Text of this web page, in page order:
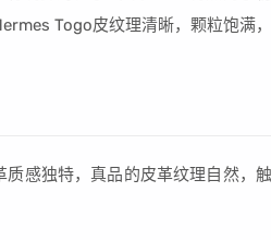
Togo皮纹理清晰，颗粒饱满，
感独特，真品的皮革纹理自然，触